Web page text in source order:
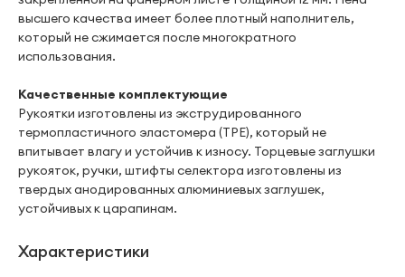
высшего качества имеет более плотный наполнитель,
который не сжимается после многократного
использования.
Качественные комплектующие
Рукоятки изготовлены из экструдированного
термопластичного эластомера (TPE), который не
впитывает влагу и устойчив к износу. Торцевые заглушки
рукояток, ручки, штифты селектора изготовлены из
твердых анодированных алюминиевых заглушек,
устойчивых к царапинам.
Характеристики